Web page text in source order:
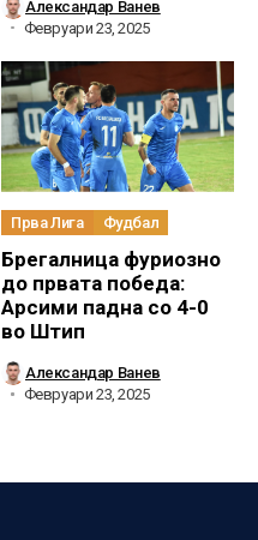
Александар Ванев
Февруари 23, 2025
Прва Лига Фудбал
Брегалница фуриозно
до првата победа:
Арсими падна со 4-0
во Штип
Александар Ванев
Февруари 23, 2025